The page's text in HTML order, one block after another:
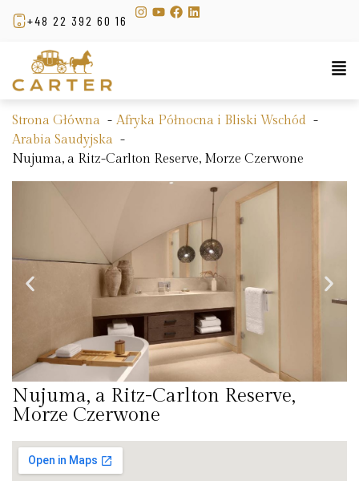
+48 22 392 60 16
Strona Główna
Afryka Północna i Bliski Wschód
Arabia Saudyjska
Nujuma, a Ritz-Carlton Reserve, Morze Czerwone
Nujuma, a Ritz-Carlton Reserve,
Morze Czerwone